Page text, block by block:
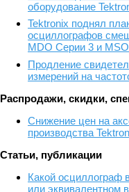
оборудование
Tektronix поднял
осциллографов
MDO Серии 3 и
Продление
измерений на
Распродажи, скидки,
Снижение цен на
производства
Статьи, публикации
Какой осциллограф
или эквивалентном